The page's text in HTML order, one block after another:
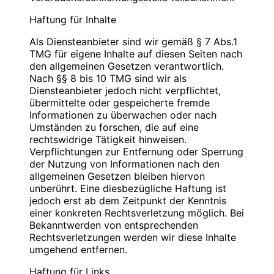
Blauweb.DE Internet-Solutions, Inhaber
Christan Hinzmann
Firmierung: BlauWeb.DE Internet-Solutions
Name: Christian Hinzmann
Strasse: Friedhofsweg 5
PLZ/Ort: 12529 Schönefeld
E-Mail: info@blauweb.de
Telefon: 03379 591001
Telefax: 03379 591 002
Mobil: 0176 277 50500
Umsatzsteuer-Identifikationsnummer gemäß §
27 a Umsatzsteuergesetz:
DE 283623660
Inhaber: Christian Hinzmann
Verantwortlich für den Inhalt nach § 55 Abs. 2
RStV:
Name: Christian Hinzmann
Strasse: Friedhofsweg 5
Verantwortliche Stelle
Name: Christian Hinzmann
Strasse: Friedhofsweg 5
PLZ/Ort: 12529 Schönefeld
E-Mail: info@blauweb.de
Mobil: 0176 277 50500
Cookies
Zur besseren Benutzerführung setzen wir Cookies
ein. Durch die Verwendung von Cookies wird die
Nutzung von Webseiten für den Nutzer vereinfacht.
Bestimmte Seiten sind ohne deren Einsatz nicht oder
nicht fehlerfrei aufrufbar. Diese Gründe stellen auch
das berechtigte Interesse für diese
Datenverarbeitung nach Art. 6 Abs. 1 lit. f DSGVO
dar (die Nutzung von Cookies zu Analysezwecken
wird in einem anderen Punkt behandelt). Gängige
Browser bieten die Einstellungsmöglichkeit, Cookies
Haftung für Inhalte
Als Diensteanbieter sind wir gemäß § 7 Abs.1
TMG für eigene Inhalte auf diesen Seiten nach
den allgemeinen Gesetzen verantwortlich.
Nach §§ 8 bis 10 TMG sind wir als
Diensteanbieter jedoch nicht verpflichtet,
übermittelte oder gespeicherte fremde
Informationen zu überwachen oder nach
Umständen zu forschen, die auf eine
rechtswidrige Tätigkeit hinweisen.
Verpflichtungen zur Entfernung oder Sperrung
der Nutzung von Informationen nach den
allgemeinen Gesetzen bleiben hiervon
unberührt. Eine diesbezügliche Haftung ist
jedoch erst ab dem Zeitpunkt der Kenntnis
einer konkreten Rechtsverletzung möglich. Bei
Bekanntwerden von entsprechenden
Rechtsverletzungen werden wir diese Inhalte
umgehend entfernen.
Haftung für Links